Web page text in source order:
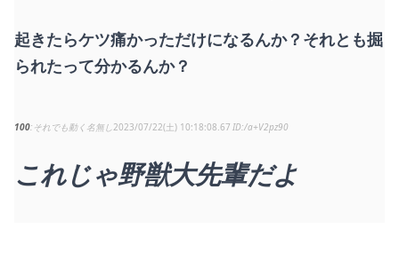
起きたらケツ痛かっただけになるんか？それとも掘
られたって分かるんか？
100 それでも動く名無し2023/07/22(土) 10:18:08.67 /a+V2pz90
これじゃ野獣大先輩だよ